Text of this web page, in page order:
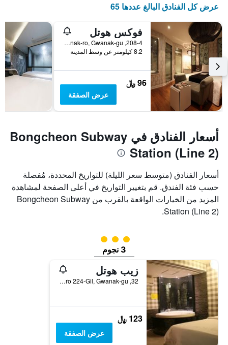
عرض كل الفنادق البالغ عددها 65
فوكس هوتل
208-4, Gwanak-ro, Gwanak-gu, سيول, كوريا الجنوبية
8.2 كيلومتر عن وسط المدينة
96 ﷼
عرض الصفقة
أسعار الفنادق في Bongcheon Subway
Station (Line 2)
أسعار الفنادق (متوسط سعر الليلة) للتواريخ المحددة، مُفصلة
حسب فئة الفندق. قم بتغيير التواريخ في أعلى الصفحة لمشاهدة
المزيد من الخيارات الواقعة بالقرب من Bongcheon Subway
Station (Line 2).
تقييم فئة 3
3 نجوم
زيب هوتل
32, Nambusunhwan-ro 224-Gil, Gwanak-gu, سيول, كوريا الجنوبية
123 ﷼
عرض الصفقة